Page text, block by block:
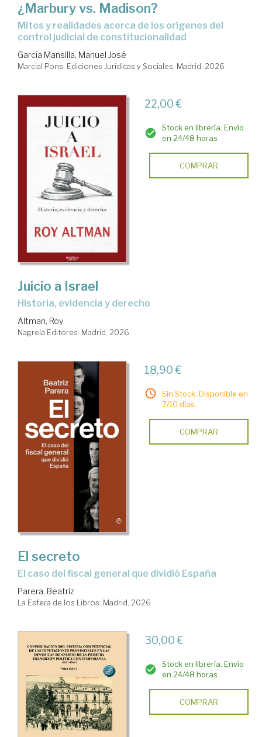
¿Marbury vs. Madison?
Mitos y realidades acerca de los orígenes del
control judicial de constitucionalidad
García Mansilla, Manuel José
Marcial Pons, Ediciones Jurídicas y Sociales. Madrid, 2026
22,00 €
Stock en librería. Envío
en 24/48 horas
COMPRAR
Juicio a Israel
Historia, evidencia y derecho
Altman, Roy
Nagrela Editores. Madrid, 2026
18,90 €
Sin Stock. Disponible en
7/10 días.
COMPRAR
El secreto
El caso del fiscal general que dividió España
Parera, Beatriz
La Esfera de los Libros. Madrid, 2026
30,00 €
Stock en librería. Envío
en 24/48 horas
COMPRAR